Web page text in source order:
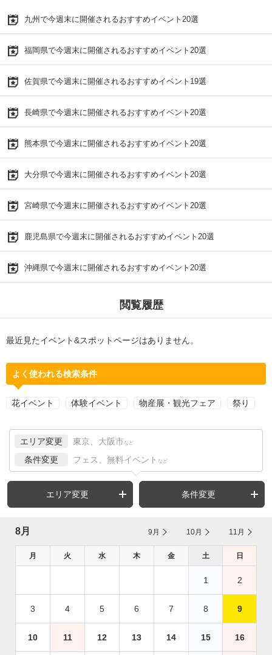
九州で今週末に開催されるおすすめイベント20選
福岡県で今週末に開催されるおすすめイベント20選
佐賀県で今週末に開催されるおすすめイベント19選
長崎県で今週末に開催されるおすすめイベント20選
熊本県で今週末に開催されるおすすめイベント20選
大分県で今週末に開催されるおすすめイベント20選
宮崎県で今週末に開催されるおすすめイベント20選
鹿児島県で今週末に開催されるおすすめイベント20選
沖縄県で今週末に開催されるおすすめイベント20選
閲覧履歴
最近見たイベント&スポットページはありません。
よく使われる検索条件
花イベント 体験イベント 物産展・観光フェア 祭り
エリア変更 東京、大阪市 など
条件変更 フェス、無料イベント など
エリア変更 条件変更
8月 9月 10月 11月
月 火 水 木 金 土 日
1 2
3 4 5 6 7 8 9
10 11 12 13 14 15 16